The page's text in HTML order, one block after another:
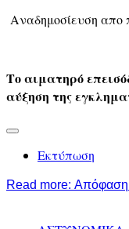
Αναδημοσίευση απο
Το αιματηρό
αύξηση της
Εκτύπωση
Read more: Απόφαση